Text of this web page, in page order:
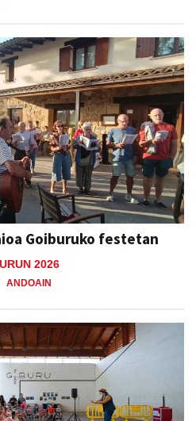
Goiburuko festetan
2026
ANDOAIN